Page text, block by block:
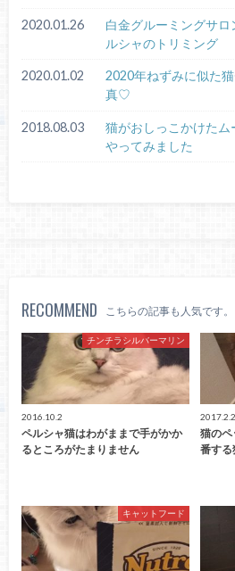
2020.01.26
白金グルーミングサ
ルシャのトリミング
2020.01.02
2020年ねずみに似た
真♡
2018.08.03
猫がおしっこかけた
やってみました
RECOMMEND こちらの記事も人気です。
チンチラシルバーマリン
2016.10.2
ペルシャ猫はわがままで手がかか
るところがたまりません
猫のペ
番する
キャットフード